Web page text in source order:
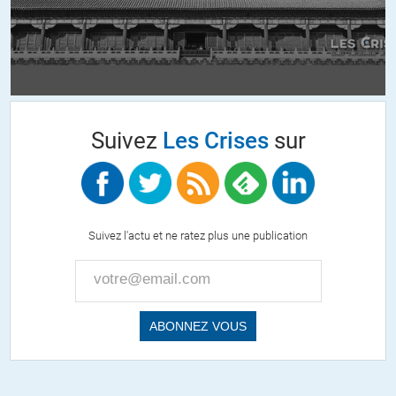
Mais depuis CdG, qui n’était pas Politique rappelons le, l’évolution
est continue.
Le Politique, de quelque bord que ce soit, ne défend plus le peuple,
Avez-vous entendu les députés, sénateurs, conseillers de tous
Ni leurs avantages?
Nous sommes en oligarchie, pas en démocratie.
Suivez Les Crisessur
Suivez l'actu et ne ratez plus une publication